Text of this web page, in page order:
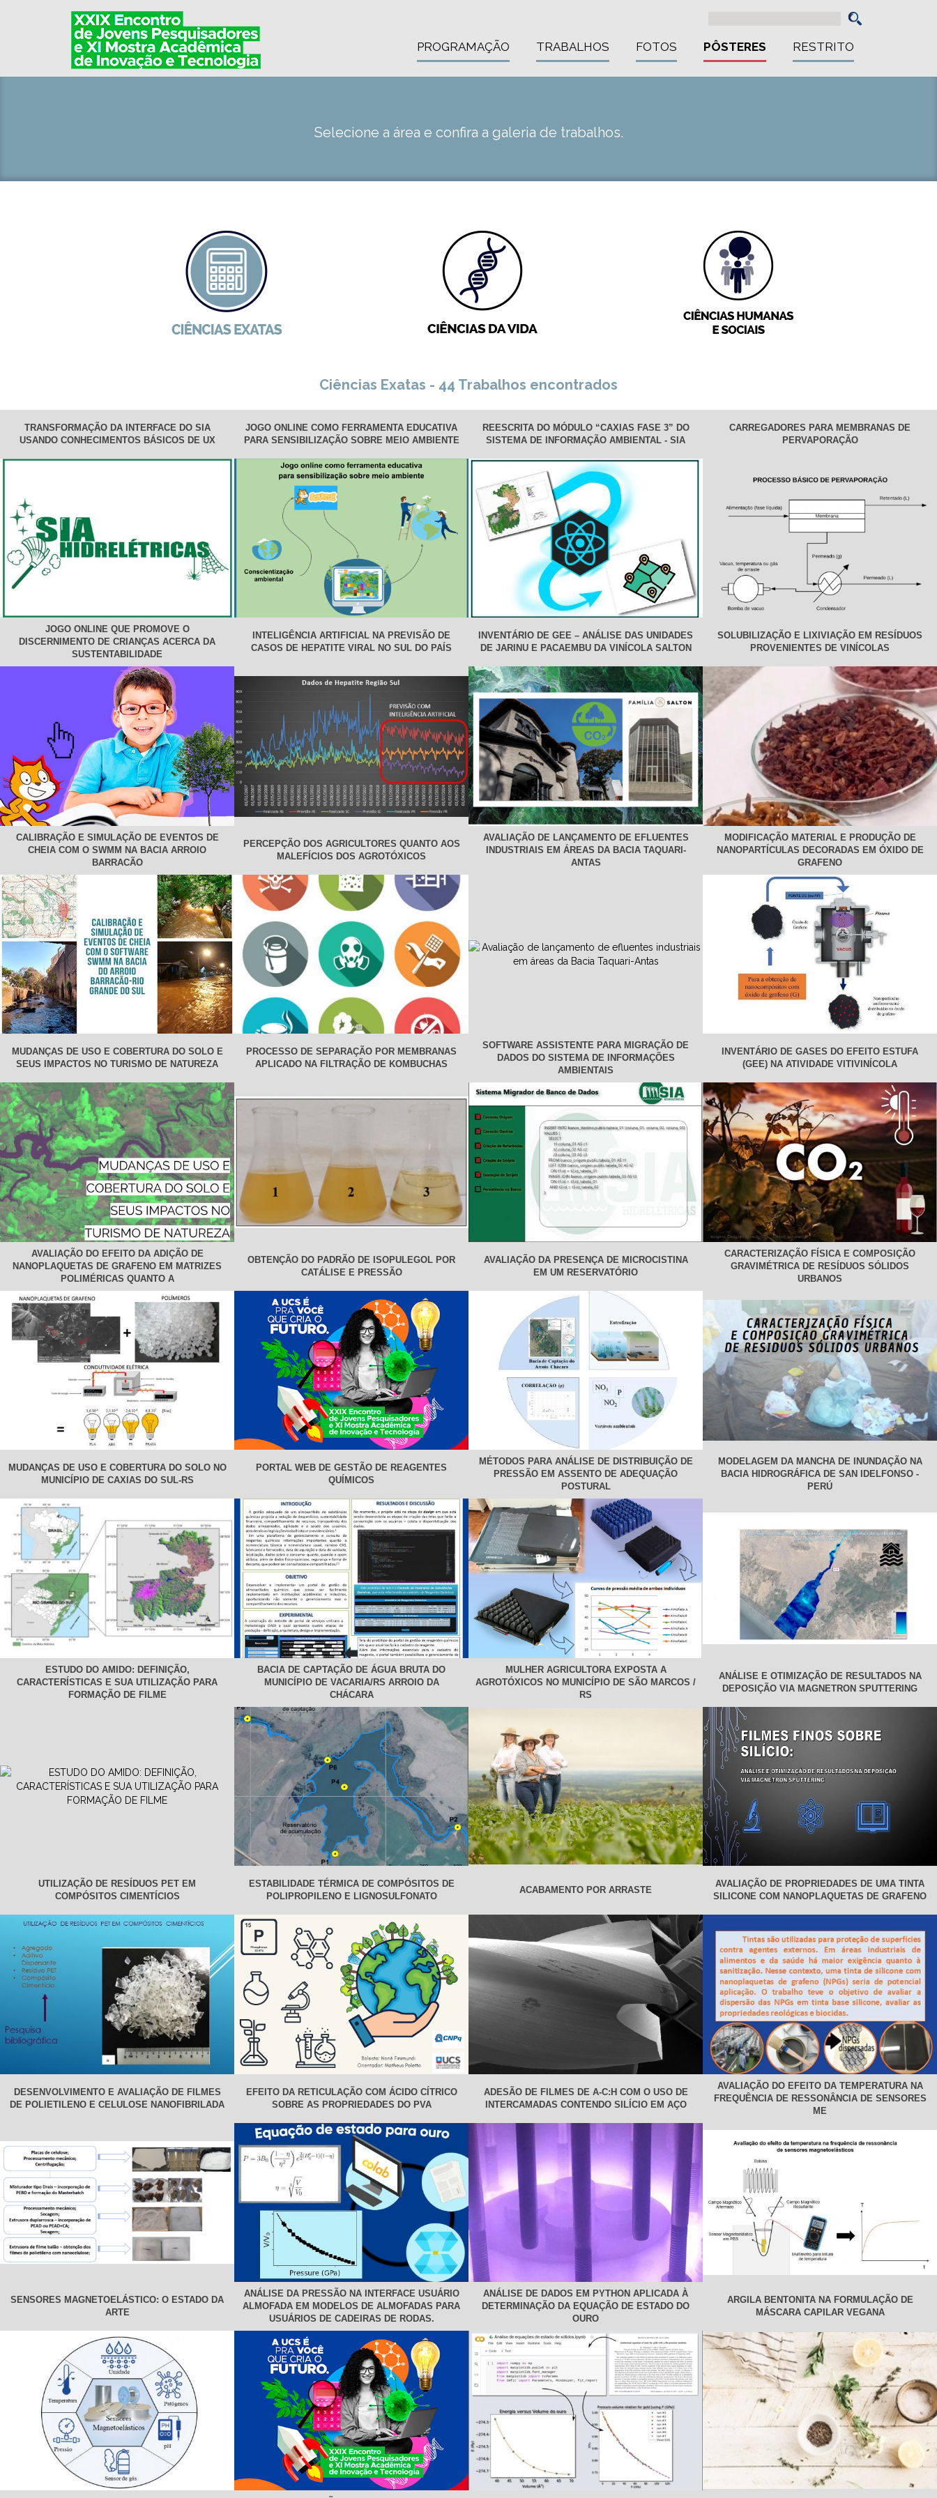
PROGRAMAÇÃO TRABALHOS FOTOS PÔSTERES RESTRITO
Selecione a área e confira a galeria de trabalhos.
Ciências Exatas - 44 Trabalhos encontrados
TRANSFORMAÇÃO DA INTERFACE DO SIA
USANDO CONHECIMENTOS BÁSICOS DE UX
JOGO ONLINE COMO FERRAMENTA EDUCATIVA
PARA SENSIBILIZAÇÃO SOBRE MEIO AMBIENTE
REESCRITA DO MÓDULO “CAXIAS FASE 3” DO
SISTEMA DE INFORMAÇÃO AMBIENTAL - SIA
CARREGADORES PARA MEMBRANAS DE
PERVAPORAÇÃO
JOGO ONLINE QUE PROMOVE O
DISCERNIMENTO DE CRIANÇAS ACERCA DA
SUSTENTABILIDADE
INTELIGÊNCIA ARTIFICIAL NA PREVISÃO DE
CASOS DE HEPATITE VIRAL NO SUL DO PAÍS
INVENTÁRIO DE GEE – ANÁLISE DAS UNIDADES
DE JARINU E PACAEMBU DA VINÍCOLA SALTON
SOLUBILIZAÇÃO E LIXIVIAÇÃO EM RESÍDUOS
PROVENIENTES DE VINÍCOLAS
CALIBRAÇÃO E SIMULAÇÃO DE EVENTOS DE
CHEIA COM O SWMM NA BACIA ARROIO
BARRACÃO
PERCEPÇÃO DOS AGRICULTORES QUANTO AOS
MALEFÍCIOS DOS AGROTÓXICOS
AVALIAÇÃO DE LANÇAMENTO DE EFLUENTES
INDUSTRIAIS EM ÁREAS DA BACIA TAQUARI-
ANTAS
MODIFICAÇÃO MATERIAL E PRODUÇÃO DE
NANOPARTÍCULAS DECORADAS EM ÓXIDO DE
GRAFENO
MUDANÇAS DE USO E COBERTURA DO SOLO E
SEUS IMPACTOS NO TURISMO DE NATUREZA
PROCESSO DE SEPARAÇÃO POR MEMBRANAS
APLICADO NA FILTRAÇÃO DE KOMBUCHAS
SOFTWARE ASSISTENTE PARA MIGRAÇÃO DE
DADOS DO SISTEMA DE INFORMAÇÕES
AMBIENTAIS
INVENTÁRIO DE GASES DO EFEITO ESTUFA
(GEE) NA ATIVIDADE VITIVINÍCOLA
AVALIAÇÃO DO EFEITO DA ADIÇÃO DE
NANOPLAQUETAS DE GRAFENO EM MATRIZES
POLIMÉRICAS QUANTO A
OBTENÇÃO DO PADRÃO DE ISOPULEGOL POR
CATÁLISE E PRESSÃO
AVALIAÇÃO DA PRESENÇA DE MICROCISTINA
EM UM RESERVATÓRIO
CARACTERIZAÇÃO FÍSICA E COMPOSIÇÃO
GRAVIMÉTRICA DE RESÍDUOS SÓLIDOS
URBANOS
MUDANÇAS DE USO E COBERTURA DO SOLO NO
MUNICÍPIO DE CAXIAS DO SUL-RS
PORTAL WEB DE GESTÃO DE REAGENTES
QUÍMICOS
MÉTODOS PARA ANÁLISE DE DISTRIBUIÇÃO DE
PRESSÃO EM ASSENTO DE ADEQUAÇÃO
POSTURAL
MODELAGEM DA MANCHA DE INUNDAÇÃO NA
BACIA HIDROGRÁFICA DE SAN IDELFONSO -
PERÚ
ESTUDO DO AMIDO: DEFINIÇÃO,
CARACTERÍSTICAS E SUA UTILIZAÇÃO PARA
FORMAÇÃO DE FILME
BACIA DE CAPTAÇÃO DE ÁGUA BRUTA DO
MUNICÍPIO DE VACARIA/RS ARROIO DA
CHÁCARA
MULHER AGRICULTORA EXPOSTA A
AGROTÓXICOS NO MUNICÍPIO DE SÃO MARCOS /
RS
ANÁLISE E OTIMIZAÇÃO DE RESULTADOS NA
DEPOSIÇÃO VIA MAGNETRON SPUTTERING
UTILIZAÇÃO DE RESÍDUOS PET EM
COMPÓSITOS CIMENTÍCIOS
ESTABILIDADE TÉRMICA DE COMPÓSITOS DE
POLIPROPILENO E LIGNOSULFONATO
ACABAMENTO POR ARRASTE
AVALIAÇÃO DE PROPRIEDADES DE UMA TINTA
SILICONE COM NANOPLAQUETAS DE GRAFENO
DESENVOLVIMENTO E AVALIAÇÃO DE FILMES
DE POLIETILENO E CELULOSE NANOFIBRILADA
EFEITO DA RETICULAÇÃO COM ÁCIDO CÍTRICO
SOBRE AS PROPRIEDADES DO PVA
ADESÃO DE FILMES DE A-C:H COM O USO DE
INTERCAMADAS CONTENDO SILÍCIO EM AÇO
AVALIAÇÃO DO EFEITO DA TEMPERATURA NA
FREQUÊNCIA DE RESSONÂNCIA DE SENSORES
ME
SENSORES MAGNETOELÁSTICO: O ESTADO DA
ARTE
ANÁLISE DA PRESSÃO NA INTERFACE USUÁRIO
ALMOFADA EM MODELOS DE ALMOFADAS PARA
USUÁRIOS DE CADEIRAS DE RODAS.
ANÁLISE DE DADOS EM PYTHON APLICADA À
DETERMINAÇÃO DA EQUAÇÃO DE ESTADO DO
OURO
ARGILA BENTONITA NA FORMULAÇÃO DE
MÁSCARA CAPILAR VEGANA